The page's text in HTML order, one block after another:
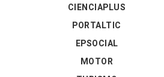
CIENCIAPLUS
PORTALTIC
EPSOCIAL
MOTOR